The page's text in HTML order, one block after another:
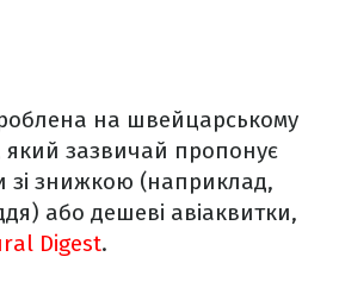
на швейцарському
який зазвичай пропонує
зі знижкою (наприклад,
або дешеві авіаквитки,
Digest.